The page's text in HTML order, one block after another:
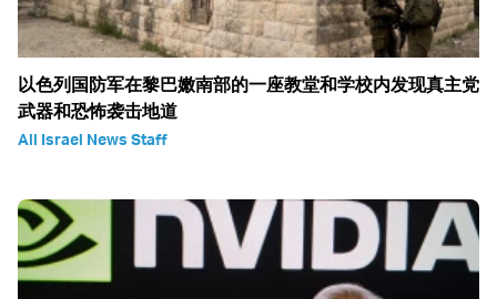
以色列国防军在黎巴嫩南部的一座教堂和学校内发现真主党
武器和恐怖袭击地道
All Israel News Staff